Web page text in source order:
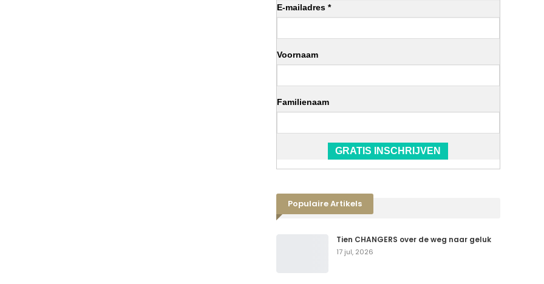
E-mailadres *
Voornaam
Familienaam
GRATIS INSCHRIJVEN
Populaire Artikels
Tien CHANGERS over de weg naar geluk
17 jul, 2026